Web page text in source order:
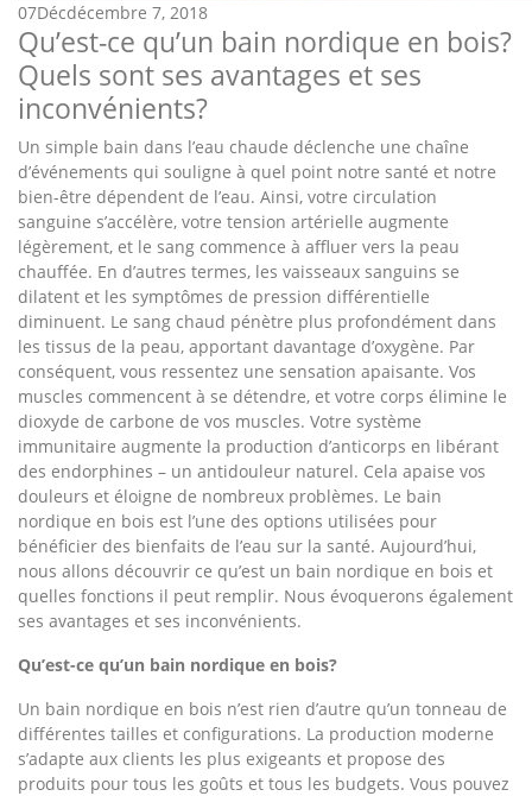
07Décdécembre 7, 2018
Qu’est-ce qu’un bain nordique en bois?
Quels sont ses avantages et ses
inconvénients?
Un simple bain dans l’eau chaude déclenche une chaîne
d’événements qui souligne à quel point notre santé et notre
bien-être dépendent de l’eau. Ainsi, votre circulation
sanguine s’accélère, votre tension artérielle augmente
légèrement, et le sang commence à affluer vers la peau
chauffée. En d’autres termes, les vaisseaux sanguins se
dilatent et les symptômes de pression différentielle
diminuent. Le sang chaud pénètre plus profondément dans
les tissus de la peau, apportant davantage d’oxygène. Par
conséquent, vous ressentez une sensation apaisante. Vos
muscles commencent à se détendre, et votre corps élimine le
dioxyde de carbone de vos muscles. Votre système
immunitaire augmente la production d’anticorps en libérant
des endorphines – un antidouleur naturel. Cela apaise vos
douleurs et éloigne de nombreux problèmes. Le bain
nordique en bois est l’une des options utilisées pour
bénéficier des bienfaits de l’eau sur la santé. Aujourd’hui,
nous allons découvrir ce qu’est un bain nordique en bois et
quelles fonctions il peut remplir. Nous évoquerons également
ses avantages et ses inconvénients.
Qu’est-ce qu’un bain nordique en bois?
Un bain nordique en bois n’est rien d’autre qu’un tonneau de
différentes tailles et configurations. La production moderne
s’adapte aux clients les plus exigeants et propose des
produits pour tous les goûts et tous les budgets. Vous pouvez